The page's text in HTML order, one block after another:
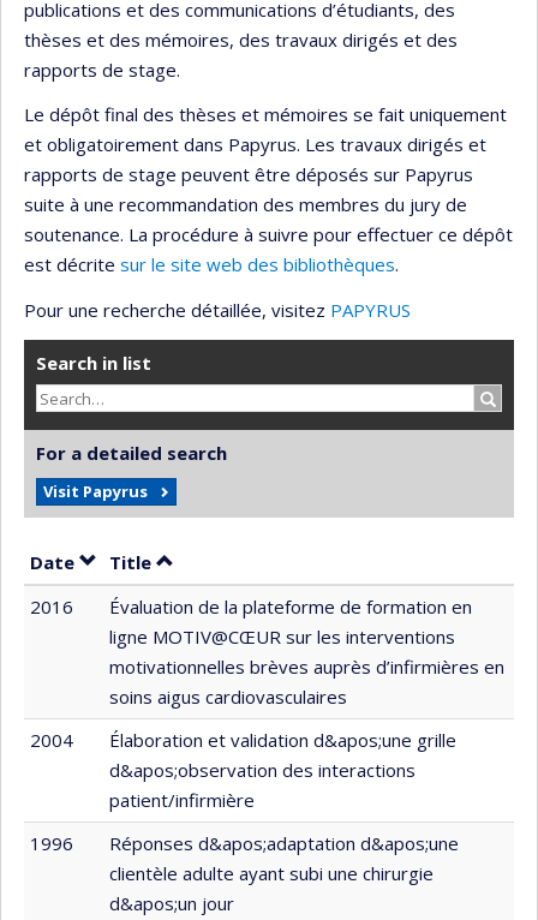
publications et des communications d’étudiants, des
thèses et des mémoires, des travaux dirigés et des
rapports de stage.
Le dépôt final des thèses et mémoires se fait uniquement
et obligatoirement dans Papyrus. Les travaux dirigés et
rapports de stage peuvent être déposés sur Papyrus
suite à une recommandation des membres du jury de
soutenance. La procédure à suivre pour effectuer ce dépôt
est décrite sur le site web des bibliothèques.
Pour une recherche détaillée, visitez PAPYRUS
Search in list
For a detailed search
Visit Papyrus
Date Sort by date in ascending order
Title Sort by title in ascending order
2016
Évaluation de la plateforme de formation en
ligne MOTIV@CŒUR sur les interventions
motivationnelles brèves auprès d’infirmières en
soins aigus cardiovasculaires
2004
Élaboration et validation d&apos;une grille
d&apos;observation des interactions
patient/infirmière
1996
Réponses d&apos;adaptation d&apos;une
clientèle adulte ayant subi une chirurgie
d&apos;un jour